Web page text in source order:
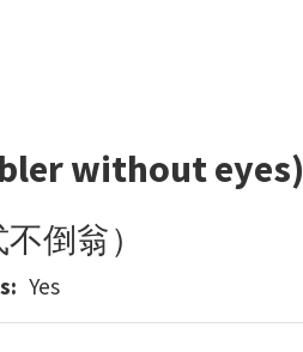
without eyes)
倒翁）
Yes